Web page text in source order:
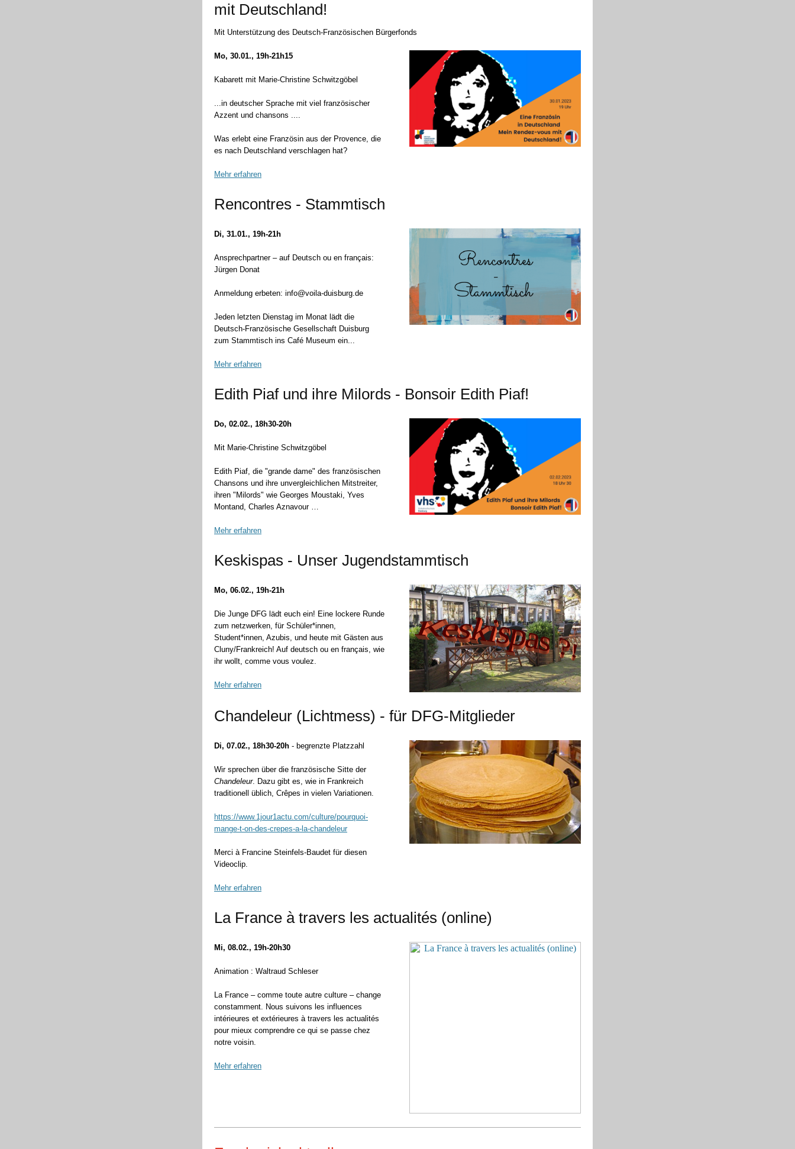
mit Deutschland!
Mit Unterstützung des Deutsch-Französischen Bürgerfonds
Mo, 30.01., 19h-21h15
Kabarett mit Marie-Christine Schwitzgöbel
...in deutscher Sprache mit viel französischer
Azzent und chansons ....
Was erlebt eine Französin aus der Provence, die
es nach Deutschland verschlagen hat?
Mehr erfahren
Rencontres - Stammtisch
Di, 31.01., 19h-21h
Ansprechpartner – auf Deutsch ou en français:
Jürgen Donat
Anmeldung erbeten: info@voila-duisburg.de
Jeden letzten Dienstag im Monat lädt die
Deutsch-Französische Gesellschaft Duisburg
zum Stammtisch ins Café Museum ein...
Mehr erfahren
Edith Piaf und ihre Milords - Bonsoir Edith Piaf!
Do, 02.02., 18h30-20h
Mit Marie-Christine Schwitzgöbel
Edith Piaf, die "grande dame" des französischen
Chansons und ihre unvergleichlichen Mitstreiter,
ihren "Milords" wie Georges Moustaki, Yves
Montand, Charles Aznavour …
Mehr erfahren
Keskispas - Unser Jugendstammtisch
Mo, 06.02., 19h-21h
Die Junge DFG lädt euch ein! Eine lockere Runde
zum netzwerken, für Schüler*innen,
Student*innen, Azubis, und heute mit Gästen aus
Cluny/Frankreich! Auf deutsch ou en français, wie
ihr wollt, comme vous voulez.
Mehr erfahren
Chandeleur (Lichtmess) - für DFG-Mitglieder
Di, 07.02., 18h30-20h - begrenzte Platzzahl
Wir sprechen über die französische Sitte der
Chandeleur. Dazu gibt es, wie in Frankreich
traditionell üblich, Crêpes in vielen Variationen.
https://www.1jour1actu.com/culture/pourquoi-
mange-t-on-des-crepes-a-la-chandeleur
Merci à Francine Steinfels-Baudet für diesen
Videoclip.
Mehr erfahren
La France à travers les actualités (online)
Mi, 08.02., 19h-20h30
Animation : Waltraud Schleser
La France – comme toute autre culture – change
constamment. Nous suivons les influences
intérieures et extérieures à travers les actualités
pour mieux comprendre ce qui se passe chez
notre voisin.
Mehr erfahren